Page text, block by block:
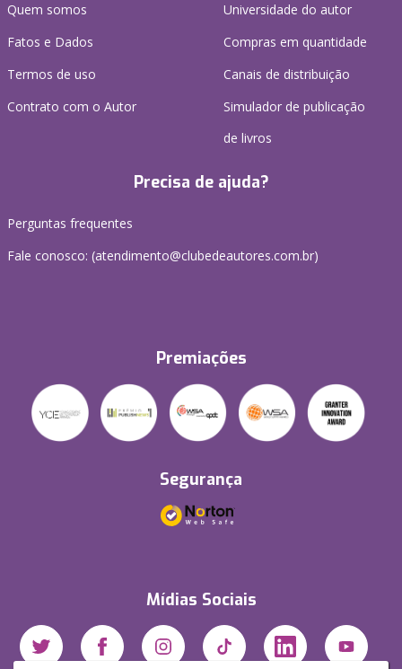
Quem somos
Fatos e Dados
Termos de uso
Contrato com o Autor
Universidade do autor
Compras em quantidade
Canais de distribuição
Simulador de publicação
de livros
Precisa de ajuda?
Perguntas frequentes
Fale conosco: (atendimento@clubedeautores.com.br)
Premiações
Segurança
Mídias Sociais